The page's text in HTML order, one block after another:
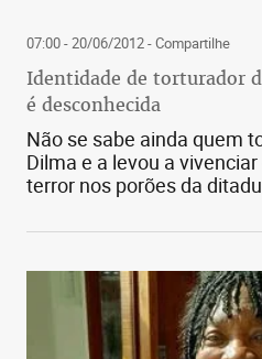
07:00 - 20/06/2012- Compartilhe
Identidade de torturador
é desconhecida
Não se sabe ainda quem
Dilma e a levou a
terror nos porões da